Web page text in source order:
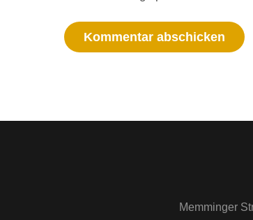
Memminger